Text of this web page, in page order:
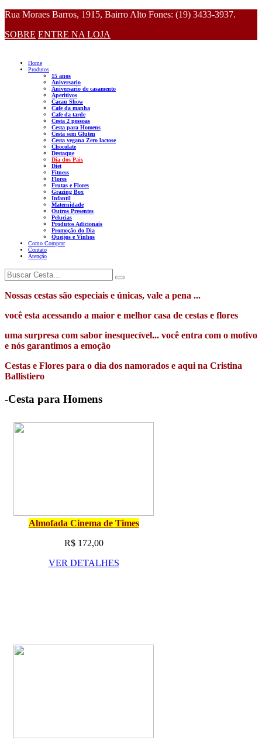
Rua Moraes Barros, 1915, Bairro Alto Fones: (19) 3433-3937.
SOBRE ENTRE NA LOJA
Home
Produtos
15 anos
Aniversario
Aniversario de casamento
Aperitivos
Cacau Show
Cafe da manha
Cafe da tarde
Cesta 2 pessoas
Cesta para Homens
Cesta sem Gluten
Cesta vegana Zero lactose
Chocolate
Destaque
Dia dos Pais
Diet
Fitness
Flores
Frutas e Flores
Grazing Box
Infantil
Maternidade
Outros Presentes
Pelucias
Produtos Adicionais
Promoção do Dia
Queijos e Vinhos
Como Comprar
Contato
Atenção
Nossas cestas são especiais e únicas, vale a pena ...
você esta acessando a maior e melhor casa de cestas e flores
uma surpresa com sabor inesquecível... você entra com o motivo
e nós garantimos a emoção
Cestas e Flores para o dia dos namorados e aqui na Cristina
Ballistiero
-Cesta para Homens
Almofada Cinema de Times
R$ 172,00
VER DETALHES